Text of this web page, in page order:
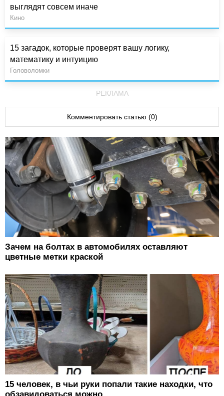
выглядят совсем иначе
Кино
15 загадок, которые проверят вашу логику,
математику и интуицию
Головоломки
РЕКЛАМА
Комментировать статью (0)
Зачем на болтах в автомобилях оставляют
цветные метки краской
15 человек, в чьи руки попали такие находки, что